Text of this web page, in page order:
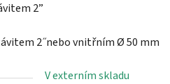
2”
2 ̋ nebo vnitřním Ø 50 mm
V externím skladu